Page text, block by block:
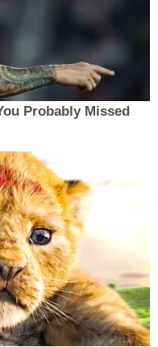
Probably Missed